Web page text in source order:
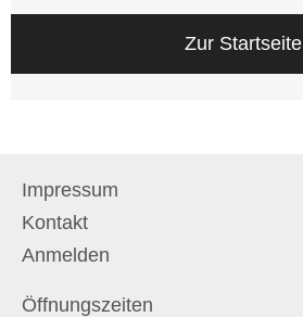
Zur Startseite
Impressum
Kontakt
Anmelden
Öffnungszeiten